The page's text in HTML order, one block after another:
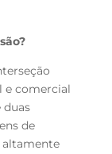
e comercial
duas
de
altamente